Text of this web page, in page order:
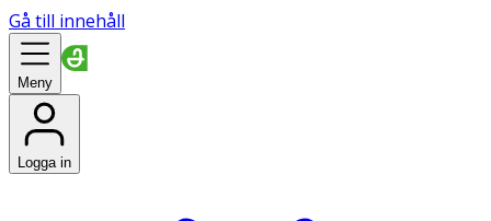
Gå till innehåll
Meny
Logga in